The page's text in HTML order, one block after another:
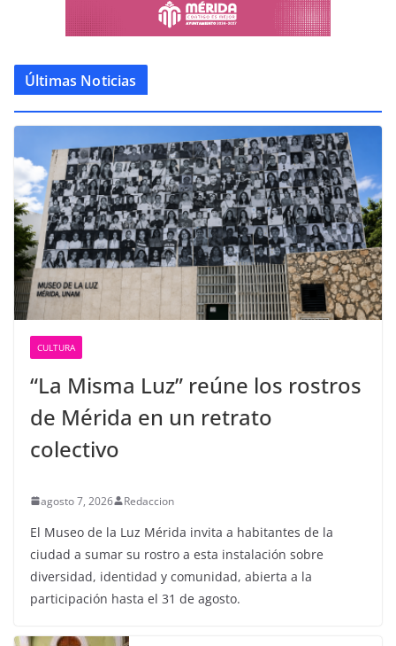
Últimas Noticias
CULTURA
“La Misma Luz” reúne los rostros
de Mérida en un retrato
colectivo
agosto 7, 2026 Redaccion
El Museo de la Luz Mérida invita a habitantes de la
ciudad a sumar su rostro a esta instalación sobre
diversidad, identidad y comunidad, abierta a la
participación hasta el 31 de agosto.